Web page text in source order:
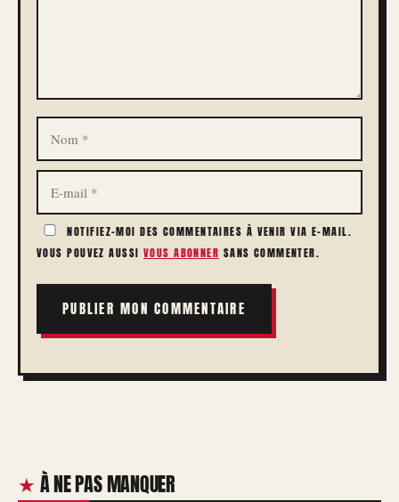
NOM
E-
MAIL
NOTIFIEZ-MOI DES COMMENTAIRES À VENIR VIA E-MAIL.
VOUS POUVEZ AUSSI VOUS ABONNER SANS COMMENTER.
À NE PAS MANQUER